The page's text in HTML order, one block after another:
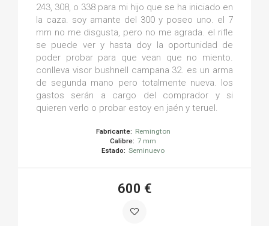
243, 308, o 338 para mi hijo que se ha iniciado en
la caza. soy amante del 300 y poseo uno. el 7
mm no me disgusta, pero no me agrada. el rifle
se puede ver y hasta doy la oportunidad de
poder probar para que vean que no miento.
conlleva visor bushnell campana 32. es un arma
de segunda mano pero totalmente nueva. los
gastos serán a cargo del comprador y si
quieren verlo o probar estoy en jaén y teruel.
Fabricante: Remington
Calibre: 7 mm
Estado: Seminuevo
600 €